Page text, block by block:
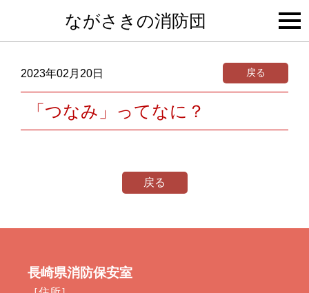
ながさきの消防団
2023年02月20日 戻る
「つなみ」ってなに？
戻る
長崎県消防保安室